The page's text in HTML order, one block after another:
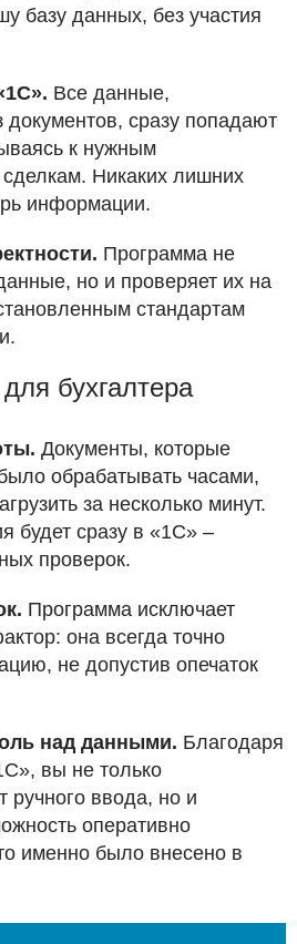
базу данных, без участия
Все данные,
документов, сразу попадают
к нужным
сделкам. Никаких лишних
информации.
Программа не
но и проверяет их на
стандартам
бухгалтера
Документы, которые
обрабатывать часами,
за несколько минут.
будет сразу в «1С» –
проверок.
Программа исключает
она всегда точно
не допустив опечаток
над данными. Благодаря
вы не только
ручного ввода, но и
оперативно
именно было внесено в